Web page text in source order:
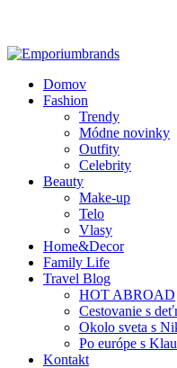
Domov
Fashion
Trendy
Módne novinky
Outfity
Celebrity
Beauty
Make-up
Telo
Vlasy
Home&Decor
Family Life
Travel Blog
HOT ABROAD
Cestovanie s
Okolo sveta s
Po európe s
Kontakt